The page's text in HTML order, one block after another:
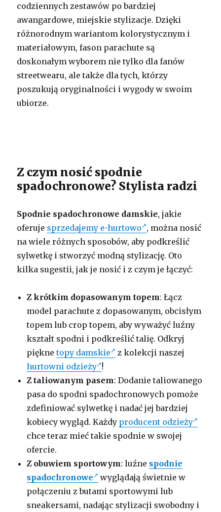
codziennych zestawów po bardziej
awangardowe, miejskie stylizacje. Dzięki
różnorodnym wariantom kolorystycznym i
materiałowym, fason parachute są
doskonałym wyborem nie tylko dla fanów
streetwearu, ale także dla tych, którzy
poszukują oryginalności i wygody w swoim
ubiorze.
Z czym nosić spodnie
spadochronowe? Stylista radzi
Spodnie spadochronowe damskie, jakie
oferuje sprzedajemy e-hurtowo , można nosić
na wiele różnych sposobów, aby podkreślić
sylwetkę i stworzyć modną stylizację. Oto
kilka sugestii, jak je nosić i z czym je łączyć:
Z krótkim dopasowanym topem: Łącz
model parachute z dopasowanym, obcisłym
topem lub crop topem, aby wyważyć luźny
kształt spodni i podkreślić talię. Odkryj
pięknetopy damskie
z kolekcji naszej
hurtowni odzieży !
Z taliowanym pasem: Dodanie taliowanego
pasa do spodni spadochronowych pomoże
zdefiniować sylwetkę i nadać jej bardziej
kobiecy wygląd. Każdy producent odzieży
chce teraz mieć takie spodnie w swojej
ofercie.
Z obuwiem sportowym: luźne spodnie
spadochronowe
wyglądają świetnie w
połączeniu z butami sportowymi lub
sneakersami, nadając stylizacji swobodny i